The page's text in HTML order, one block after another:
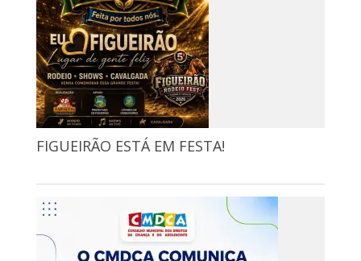
FIGUEIRÃO ESTÁ EM FESTA!